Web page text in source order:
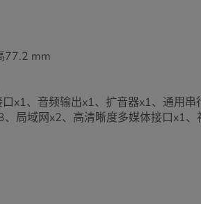
77.2 mm
x1、音频输出x1、扩音器x1、通用串
局域网x2、高清晰度多媒体接口x1、